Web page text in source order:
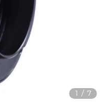
1 / 7